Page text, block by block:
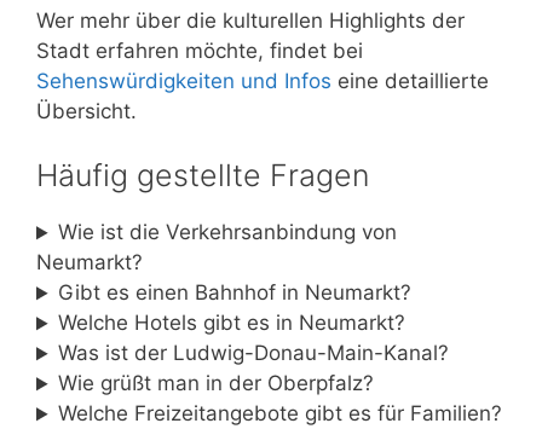
Wer mehr über die kulturellen Highlights der
Stadt erfahren möchte, findet bei
Sehenswürdigkeiten und Infos eine detaillierte
Übersicht.
Häufig gestellte Fragen
Wie ist die Verkehrsanbindung von
Neumarkt?
Gibt es einen Bahnhof in Neumarkt?
Welche Hotels gibt es in Neumarkt?
Was ist der Ludwig-Donau-Main-Kanal?
Wie grüßt man in der Oberpfalz?
Welche Freizeitangebote gibt es für Familien?